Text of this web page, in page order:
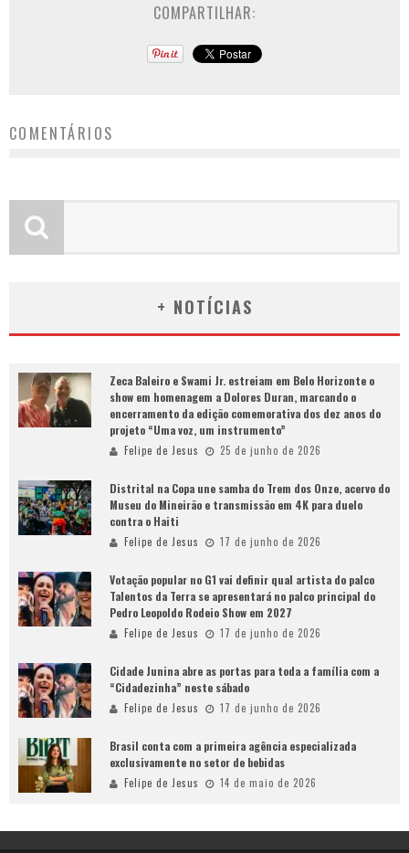
COMPARTILHAR:
COMENTÁRIOS
+ NOTÍCIAS
Zeca Baleiro e Swami Jr. estreiam em Belo Horizonte o
show em homenagem a Dolores Duran, marcando o
encerramento da edição comemorativa dos dez anos do
projeto “Uma voz, um instrumento”
Felipe de Jesus 25 de junho de 2026
Distrital na Copa une samba do Trem dos Onze, acervo do
Museu do Mineirão e transmissão em 4K para duelo
contra o Haiti
Felipe de Jesus 17 de junho de 2026
Votação popular no G1 vai definir qual artista do palco
Talentos da Terra se apresentará no palco principal do
Pedro Leopoldo Rodeio Show em 2027
Felipe de Jesus 17 de junho de 2026
Cidade Junina abre as portas para toda a família com a
“Cidadezinha” neste sábado
Felipe de Jesus 17 de junho de 2026
Brasil conta com a primeira agência especializada
exclusivamente no setor de bebidas
Felipe de Jesus 14 de maio de 2026